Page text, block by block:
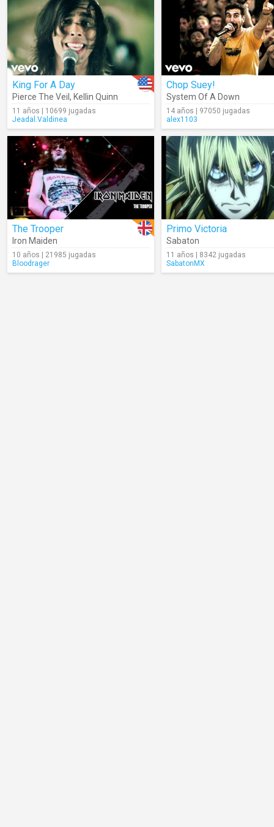
King For A Day
Pierce The Veil , Kellin Quinn
11 años | 10699 jugadas
Jeadal.Valdinea
Chop Suey!
System Of A Down
14 años | 97050 jugadas
alex1103
The Trooper
Iron Maiden
10 años | 21985 jugadas
Bloodrager
Primo Victoria
Sabaton
11 años | 8342 jugadas
SabatonMX